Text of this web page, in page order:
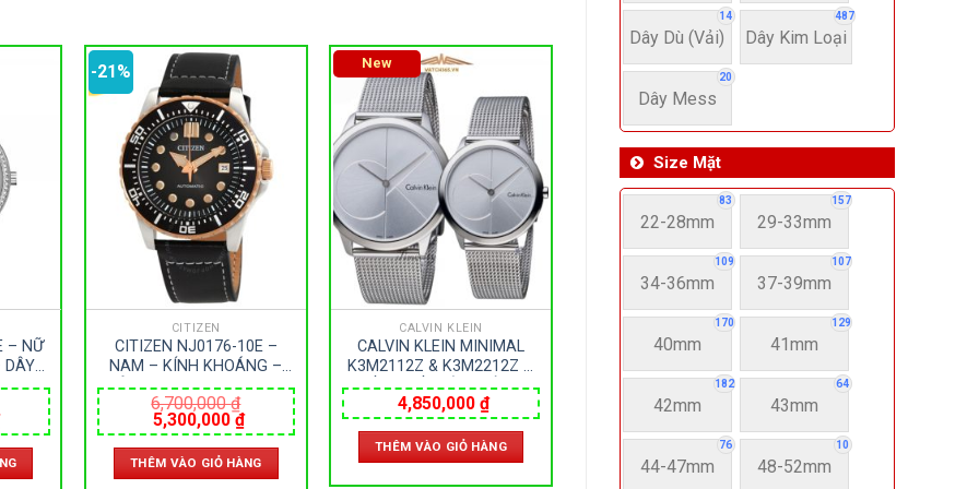
14
Dây Dù (Vải)
487
Dây Kim Loại
20
Dây Mess
Size Mặt
83
22-28mm
157
29-33mm
109
34-36mm
107
37-39mm
170
40mm
129
41mm
182
42mm
64
43mm
76
44-47mm
10
48-52mm
– NỮ
DÂY
–
₫.
-21%
CITIZEN
CITIZEN NJ0176-10E –
NAM – KÍNH KHOÁNG –
DÂY DA – AUTOMATIC –
SIZE 43MM – MÁY NHẬT
6,700,000₫
Giá
gốc
là:
6,700,000 ₫.
5,300,000₫Giá
hiện
tại
là:
5,300,000 ₫.
THÊM VÀO GIỎ HÀNG
New
CALVIN KLEIN
CALVIN KLEIN MINIMAL
K3M2112Z & K3M2212Z –
ĐỒNG HỒ ĐÔI – KÍNH
KHOÁNG – DÂY KIM LOẠI –
PIN – SIZE 40&35 MM –
MÁY THUỴ SỸ
4,850,000 ₫
THÊM VÀO GIỎ HÀNG